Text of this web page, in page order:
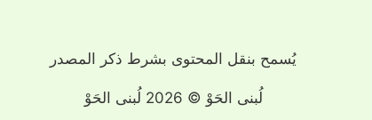
يُسمح بنقل المحتوى بشرط ذكر المصدر
لُبنى الحَوْ © 2026 لُبنى الحَوْ